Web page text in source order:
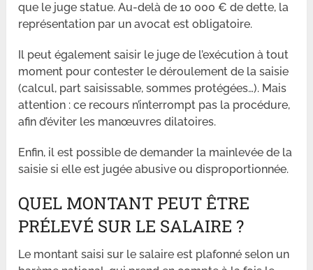
que le juge statue. Au-delà de 10 000 € de dette, la
représentation par un avocat est obligatoire.
Il peut également saisir le juge de l’exécution à tout
moment pour contester le déroulement de la saisie
(calcul, part saisissable, sommes protégées…). Mais
attention : ce recours n’interrompt pas la procédure,
afin d’éviter les manœuvres dilatoires.
Enfin, il est possible de demander la mainlevée de la
saisie si elle est jugée abusive ou disproportionnée.
QUEL MONTANT PEUT ÊTRE
PRÉLEVÉ SUR LE SALAIRE ?
Le montant saisi sur le salaire est plafonné selon un